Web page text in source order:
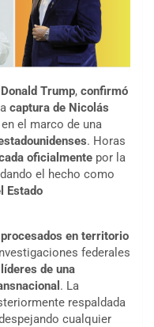
Donald Trump, confirmó
la captura de Nicolás
en el marco de una
. Horas
oficialmente por la
el hecho como
Estado
en territorio
federales
de una
. La
respaldada
cualquier